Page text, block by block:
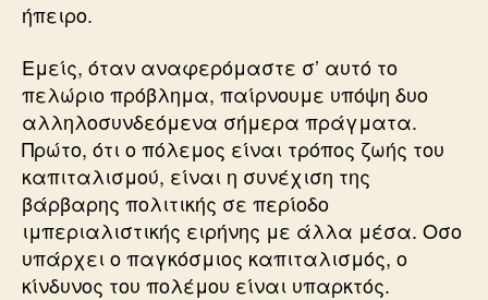
ήπειρο.
Εμείς, όταν αναφερόμαστε σ’ αυτό το
πελώριο πρόβλημα, παίρνουμε υπόψη δυο
αλληλοσυνδεόμενα σήμερα πράγματα.
Πρώτο, ότι ο πόλεμος είναι τρόπος ζωής του
καπιταλισμού, είναι η συνέχιση της
βάρβαρης πολιτικής σε περίοδο
ιμπεριαλιστικής ειρήνης με άλλα μέσα. Οσο
υπάρχει ο παγκόσμιος καπιταλισμός, ο
κίνδυνος του πολέμου είναι υπαρκτός.